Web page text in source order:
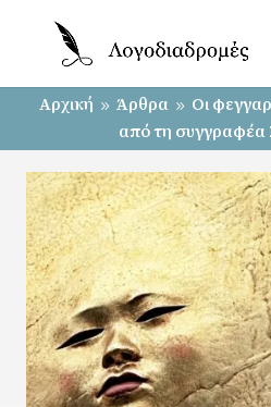
Αρχική 9 Άρθρα 9 Οι
από τη